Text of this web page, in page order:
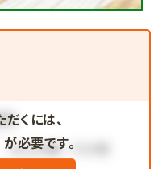
くには、
が必要です。